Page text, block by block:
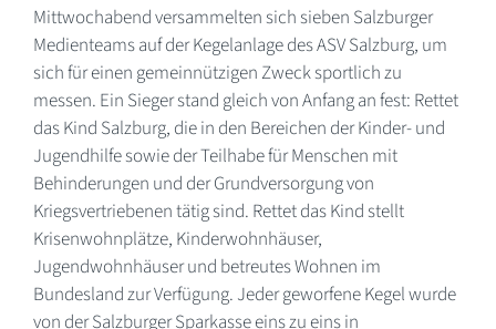
Mittwochabend versammelten sich sieben Salzburger
Medienteams auf der Kegelanlage des ASV Salzburg, um
sich für einen gemeinnützigen Zweck sportlich zu
messen. Ein Sieger stand gleich von Anfang an fest: Rettet
das Kind Salzburg, die in den Bereichen der Kinder- und
Jugendhilfe sowie der Teilhabe für Menschen mit
Behinderungen und der Grundversorgung von
Kriegsvertriebenen tätig sind. Rettet das Kind stellt
Krisenwohnplätze, Kinderwohnhäuser,
Jugendwohnhäuser und betreutes Wohnen im
Bundesland zur Verfügung. Jeder geworfene Kegel wurde
von der Salzburger Sparkasse eins zu eins in